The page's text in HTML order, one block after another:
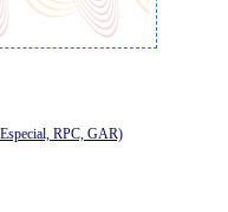
RPC, GAR)